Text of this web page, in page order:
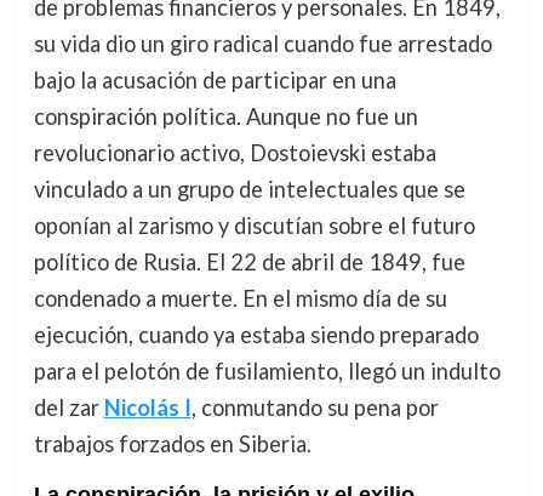
de problemas financieros y personales. En 1849,
su vida dio un giro radical cuando fue arrestado
bajo la acusación de participar en una
conspiración política. Aunque no fue un
revolucionario activo, Dostoievski estaba
vinculado a un grupo de intelectuales que se
oponían al zarismo y discutían sobre el futuro
político de Rusia. El 22 de abril de 1849, fue
condenado a muerte. En el mismo día de su
ejecución, cuando ya estaba siendo preparado
para el pelotón de fusilamiento, llegó un indulto
del zar Nicolás I, conmutando su pena por
trabajos forzados en Siberia.